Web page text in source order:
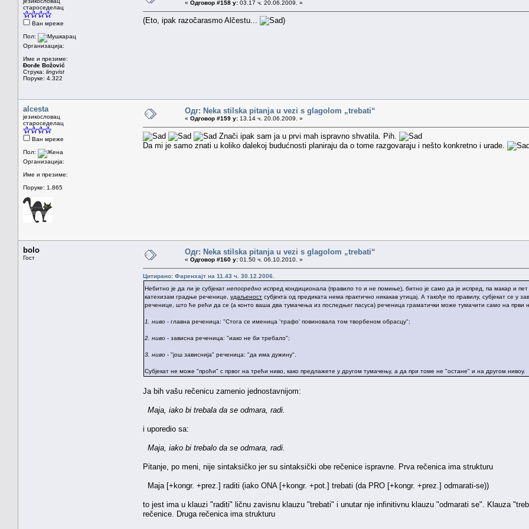
староседелац
Ван мреже
Пол:
Организација:
Име и презиме:
Đorđe Božović
Струка: lingvist
Поруке: 4.322
« Одговор #158 у: 03.17 ч. 20.06.2009. »
(Eto, ipak razočarasmo Alčestu... )
alcesta
језикословац
староседелац
Ван мреже
Пол:
Организација:
Име и презиме:
Поруке: 1.865
Одг: Neka stilska pitanja u vezi s glagolom „trebati“
« Одговор #159 у: 13.14 ч. 20.06.2009. »
Znači ipak sam ja u prvi mah ispravno shvatila. Pih.
Da mi je samo znati u koliko dalekoj budućnosti planiraju da o tome razgovaraju i nešto konkretno i urade.
bolo
Гост
Одг: Neka stilska pitanja u vezi s glagolom „trebati“
« Одговор #160 у: 01.50 ч. 06.10.2010. »
Цитирано: Фаренхајт на 11.43 ч. 30.12.2006.
Небитно је да ли је субјекат непосредно испред кондиционала (правило то и не помиње), битно је само да је испред, па макар и пет
катехизам градње реченице, удаљеност субјекта од предиката нема практично никакав утицај. А такође по правилу, субјекат се у
реченице, што ће рећи да се (а конто ваша два тумачења из последњег пасуса) реченица граматички може тумачити само на први
1. ниво - главна реченица: "Стога се именица 'трафо' повиновала том творбеном обрасцу";
2. ниво - зависна реченица: "иако не би требало";
3. ниво - "још зависнија" реченица: "да има дужину".
Субјекат не може "проћи" с првог на трећи ниво, како предлажете у другом тумачењу, а да при томе не "остане" и на другом нивоу.
Ja bih vašu rečenicu zamenio jednostavnijom:
Maja, iako bi trebala da se odmara, radi.
i uporedio sa:
Maja, iako bi trebalo da se odmara, radi.
Pitanje, po meni, nije sintaksičko jer su sintaksički obe rečenice ispravne. Prva rečenica ima strukturu
Maja [+kongr. +prez.] raditi (iako ONA [+kongr. +pot.] trebati (da PRO [+kongr. +prez.] odmarati-se))
to jest ima u klauzi "raditi" ličnu zavisnu klauzu "trebati" i unutar nje infinitivnu klauzu "odmarati se". Klauza
rečenice. Druga rečenica ima strukturu